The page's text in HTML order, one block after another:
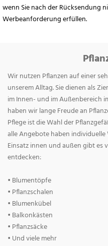
wenn Sie nach der Rücksendung
Werbeanforderung erfüllen.
Wir nutzen Pflanzen auf einer
unserem Alltag. Sie dienen als
im Innen- und im Außenbereich
haben wir lange Freude an
Pflege ist die Wahl der
alle Angebote haben
Einsatz innen und außen gibt es
entdecken:
• Blumentöpfe
• Pflanzschalen
• Blumenkübel
• Balkonkästen
• Pflanzsäcke
• Und viele mehr